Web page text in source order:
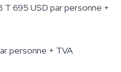
T 695 USD par personne +
personne + TVA